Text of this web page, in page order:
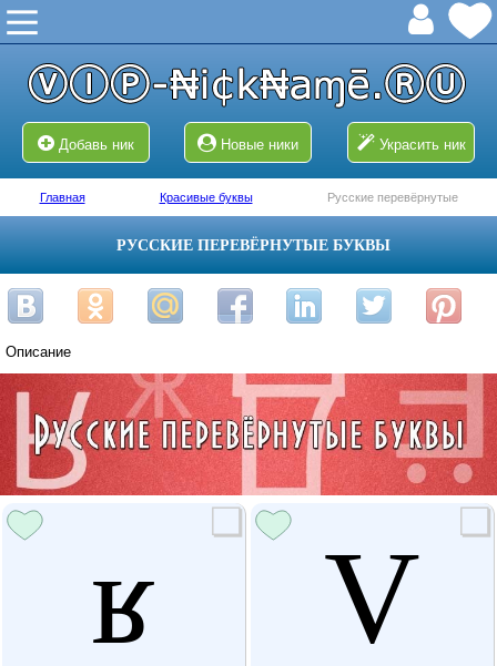
Добавь ник Новые ники Украсить ник
Главная Красивые буквы Русские перевёрнутые
РУССКИЕ ПЕРЕВЁРНУТЫЕ БУКВЫ
Описание
ʁ V